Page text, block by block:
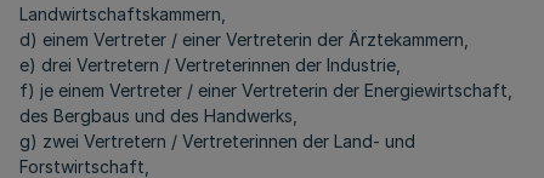
Landwirtschaftskammern,
d) einem Vertreter / einer Vertreterin der Ärztekammern,
e) drei Vertretern / Vertreterinnen der Industrie,
f) je einem Vertreter / einer Vertreterin der Energiewirtschaft,
des Bergbaus und des Handwerks,
g) zwei Vertretern / Vertreterinnen der Land- und
Forstwirtschaft,